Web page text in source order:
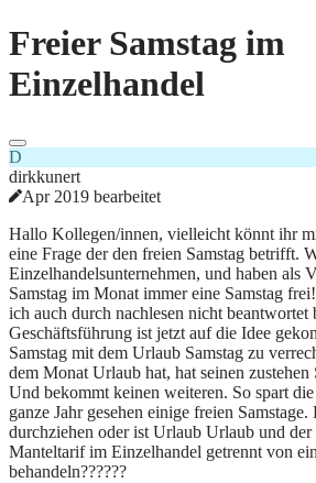
Freier Samstag im
Einzelhandel
D
dirkkunert
Apr 2019 bearbeitet
Hallo Kollegen/innen, vielleicht könnt ihr
eine Frage der den freien Samstag betrifft.
Einzelhandelsunternehmen, und haben als
Samstag im Monat immer eine Samstag
ich auch durch nachlesen nicht beantwortet
Geschäftsführung ist jetzt auf die Idee
Samstag mit dem Urlaub Samstag zu
dem Monat Urlaub hat, hat seinen zustehen
Und bekommt keinen weiteren. So spart
ganze Jahr gesehen einige freien Samstage.
durchziehen oder ist Urlaub Urlaub und der
Manteltarif im Einzelhandel getrennt von
behandeln??????